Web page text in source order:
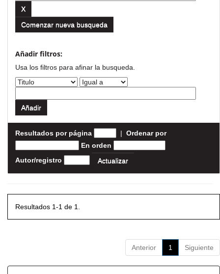
Comenzar nueva busqueda
Añadir filtros:
Usa los filtros para afinar la busqueda.
Resultados por página | Ordenar por
En orden
Autor/registro
Resultados 1-1 de 1.
Anterior 1 Siguiente